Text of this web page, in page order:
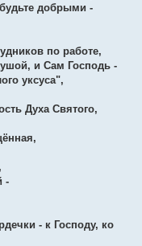
добрыми -
по работе,
и Сам Господь -
уксуса",
Духа Святого,
-
- к Господу, ко